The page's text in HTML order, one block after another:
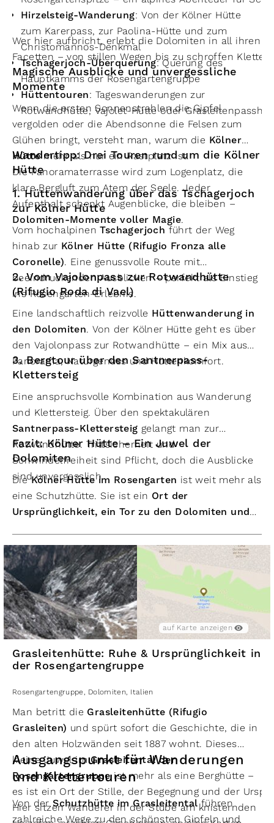
Hirzelsteig-Wanderung: Von der Kölner Hütte
zum Karerpass, zur Paolina-Hütte und zum
Christomannos-Denkmal
Tschagerjoch-Überquerung: Querung des
Hauptkamms der Rosengartengruppe
Hüttentouren: Tageswanderungen zur
Rotwandhütte, Vajolet-Hütte oder
Wer hier aufbricht, erlebt die Dolomiten in all ihren
Facetten – von stillen Wegen bis zu schroffen
Magische Ausblicke und unvergessliche
Momente
Wenn die ersten Sonnenstrahlen die Gipfel
vergolden oder die Abendsonne die Felsen zum
Glühen bringt, versteht man, warum die Kölner
Hüttemehr als nur ein Rastplatz ist.
Die Panoramaterrasse wird zum Logenplatz, die
klare Bergluft zum Atem der Seele. Jeder
Aufenthalt schenkt Augenblicke, die bleiben –
Dolomiten-Momente voller Magie.
Wandertipp: Drei Touren rund um die Kölner
Hütte
1. Hüttenwanderung über das Tschagerjoch
zur Kölner Hütte
Vom hochalpinenTschagerjoch führt der Weg
hinab zur Kölner Hütte (Rifugio Fronza alle
Coronelle). Eine genussvolle Route mit
beeindruckenden Ausblicken – perfekt als Einstieg
ins Rosengarten-Erlebnis.
2. Vom Vajolonpass zur Rotwandhütte
(Rifugio Roda di Vael)
Eine landschaftlich reizvolle Hüttenwanderung in
den Dolomiten. Von der Kölner Hütte geht es über
den Vajolonpass zur Rotwandhütte – ein Mix aus
Panorama, Naturgenuss und Hüttenkomfort.
3. Bergtour über den Santnerpass-
Klettersteig
Eine anspruchsvolle Kombination aus Wanderung
und Klettersteig. Über den spektakulären
Santnerpass-Klettersteig gelangt man zur
Rotwandhütte. Trittsicherheit und
Schwindelfreiheit sind Pflicht, doch die Ausblicke
sind unvergesslich.
Fazit: Kölner Hütte – Ein Juwel der
Dolomiten
DieKölner Hütte im Rosengarten ist weit mehr als
eine Schutzhütte. Sie ist ein Ort der
Ursprünglichkeit, ein Tor zu den Dolomiten und
Ob Wanderung, Klettersteig oder einfach stilles
Genießen auf der Panoramaterrasse – hier oben
findet man Momente, die bleiben.
auf Karte anzeigen
Grasleitenhütte: Ruhe & Ursprünglichkeit in
der Rosengartengruppe
Rosengartengruppe, Dolomiten, Italien
Man betritt die Grasleitenhütte (Rifugio
Grasleiten) und spürt sofort die Geschichte, die in
den alten Holzwänden seit 1887 wohnt. Dieses
kleine Juwel imGrasleitental der
Rosengartengruppeist mehr als eine Berghütte –
es ist ein Ort der Stille, der Begegnung und der
Hier sitzen Wanderer in der Stube am knisternden
Ausgangspunkt für Wanderungen
und Klettertouren
Von derSchutzhütte im Grasleitentalführen
zahlreiche Wege zu den schönsten Gipfeln und